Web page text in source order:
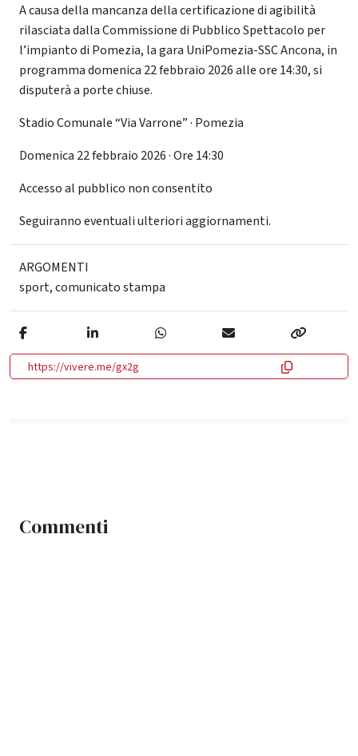
A causa della mancanza della certificazione di agibilità
rilasciata dalla Commissione di Pubblico Spettacolo per
l’impianto di Pomezia, la gara UniPomezia-SSC Ancona, in
programma domenica 22 febbraio 2026 alle ore 14:30, si
disputerà a porte chiuse.
Stadio Comunale “Via Varrone” · Pomezia
Domenica 22 febbraio 2026 · Ore 14:30
Accesso al pubblico non consentito
Seguiranno eventuali ulteriori aggiornamenti.
ARGOMENTI
sport,comunicato stampa
https://vivere.me/gx2g
Commenti